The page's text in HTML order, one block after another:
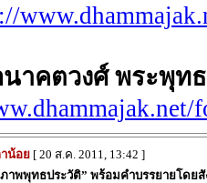
าคตวงศ์ พระพุท
น้อย[ 20 ส.ค. 2011, 13:42 ]
ภาพพุทธประวัติ” พร้อมคำบรรยายโดย